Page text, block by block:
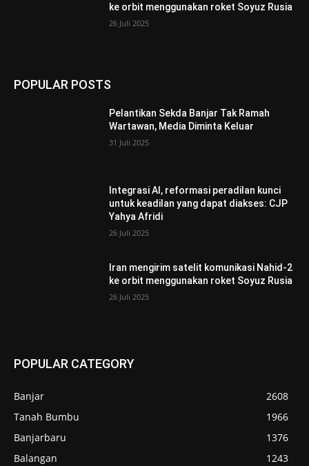
ke orbit menggunakan roket Soyuz Rusia
26 Juli 2025
POPULAR POSTS
Pelantikan Sekda Banjar Tak Ramah
Wartawan, Media Diminta Keluar
31 Juli 2025
Integrasi AI, reformasi peradilan kunci
untuk keadilan yang dapat diakses: CJP
Yahya Afridi
26 Juli 2025
Iran mengirim satelit komunikasi Nahid-2
ke orbit menggunakan roket Soyuz Rusia
26 Juli 2025
POPULAR CATEGORY
Banjar
2608
Tanah Bumbu
1966
Banjarbaru
1376
Balangan
1243